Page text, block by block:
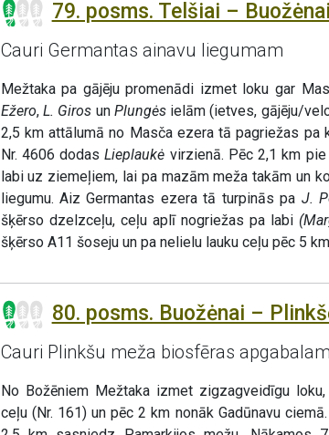
79. posms. Telšiai –
Cauri Germantas ainavu liegumam
Mežtaka pa gājēju promenādi izmet loku gar
Ežero, L. Giros un Plungėsielām (ietves, gājēju/
2,5 km attālumā no Masča ezera tā pagriežas pa
Nr. 4606 dodasLieplaukė virzienā. Pēc 2,1 km pie
labi uz ziemeļiem, lai pa mazām meža takām un
liegumu. Aiz Germantas ezera tā turpinās pa J.
šķērso dzelzceļu, ceļu aplī nogriežas pa labi
šķērso A11 šoseju un pa nelielu lauku ceļu pēc 5
80. posms. Buožėnai –
Cauri Plinkšu meža biosfēras apgabalam
No Božēniem Mežtaka izmet zigzagveidīgu
ceļu (Nr. 161) un pēc 2 km nonāk Gadūnavu